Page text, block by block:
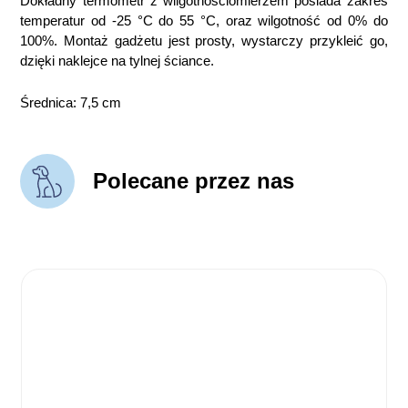
temperatur od -25 °C do 55 °C, oraz wilgotność od 0% do
100%. Montaż gadżetu jest prosty, wystarczy przykleić go,
dzięki naklejce na tylnej ściance.
Średnica: 7,5 cm
Polecane przez nas